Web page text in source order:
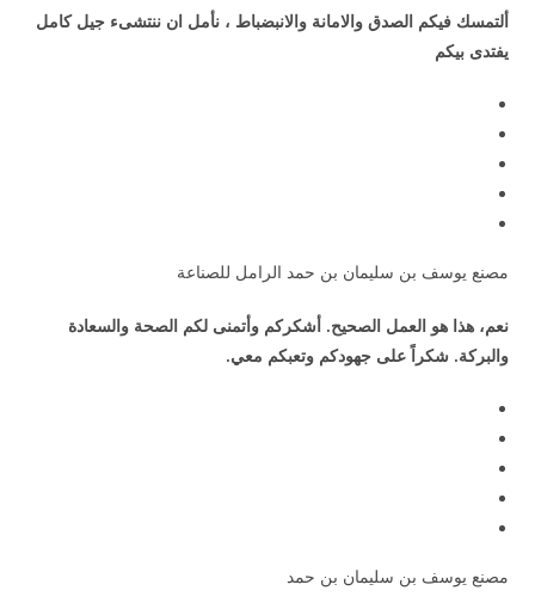
ألتمسك فيكم الصدق والامانة والانبضباط ، نأمل ان ننتشىء جيل كامل
يفتدى بيكم
مصنع يوسف بن سليمان بن حمد الرامل للصناعة
نعم، هذا هو العمل الصحيح. أشكركم وأتمنى لكم الصحة والسعادة
والبركة. شكراً على جهودكم وتعبكم معي.
مصنع يوسف بن سليمان بن حمد